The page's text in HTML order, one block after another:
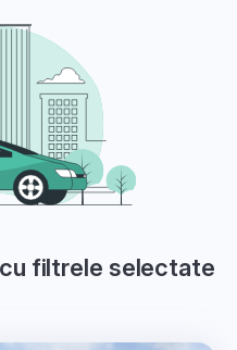
filtrele selectate